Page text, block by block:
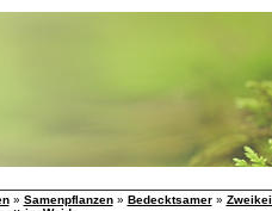
» Samenpflanzen» Bedecktsamer»